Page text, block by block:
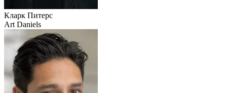
Кларк Питерс
Art Daniels